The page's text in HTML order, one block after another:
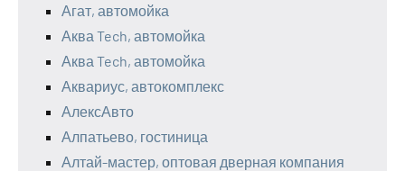
Агат, автомойка
Аква Tech, автомойка
Аква Tech, автомойка
Аквариус, автокомплекс
АлексАвто
Алпатьево, гостиница
Алтай-мастер, оптовая дверная компания